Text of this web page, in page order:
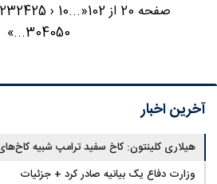
صفحه 20 از 102 «
...
10
‹
2425
304050
...
»
آخرین اخبار
هیلاری کلینتون: کاخ سفید ترامپ شبیه
وزارت دفاع یک بیانیه صادر کرد + جزئیات